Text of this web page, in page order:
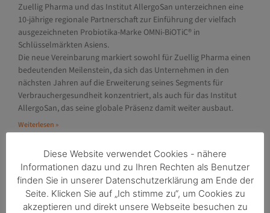
Zuellig Pharma und das Institut AllergoSan unterzeichnen eine
10-jährige regionale Partnerschaft zur Einführung der vielfach
ausgezeichneten Probiotika-Marke OMNi-BiOTiC® in
Schlüsselmärkten Asiens.
Die neue Vereinbarung markiert sowohl für Zuellig Pharma einen
bedeutenden Meilenstein, da sich das Unternehmen in den
nächsten Jahren auf die Erweiterung seines Segments für
Verbrauchergesundheit konzentriert, als auch für das Institut
AllergoSan, das seine globale Präsenz damit weiter ausbaut.
Weiterlesen »
Diese Website verwendet Cookies - nähere
Informationen dazu und zu Ihren Rechten als Benutzer
finden Sie in unserer Datenschutzerklärung am Ende der
Seite. Klicken Sie auf „Ich stimme zu“, um Cookies zu
akzeptieren und direkt unsere Webseite besuchen zu